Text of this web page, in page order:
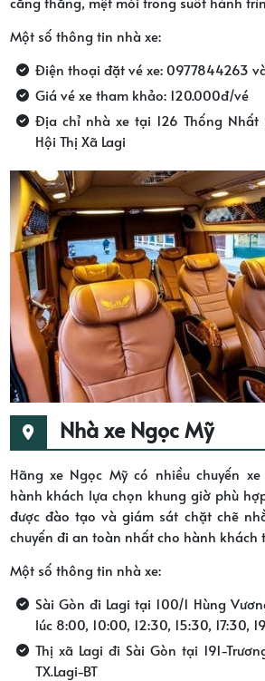
Một số thông tin nhà xe:
Điện thoại đặt vé xe: 0977844263
Giá vé xe tham khảo: 120.000đ/vé
Địa chỉ nhà xe tại 126 Thống Nhất
Hội Thị Xã Lagi
Nhà xe Ngọc Mỹ
Hãng xe Ngọc Mỹ có nhiều chuyến
hành khách lựa chọn khung giờ phù
được đào tạo và giám sát chặt chẽ
chuyến đi an toàn nhất cho hành khách
Một số thông tin nhà xe:
Sài Gòn đi Lagi tại 100/1 Hùng
lúc 8:00, 10:00, 12:30, 15:30, 17:30,
Thị xã Lagi đi Sài Gòn tại 191-
TX.Lagi-BT